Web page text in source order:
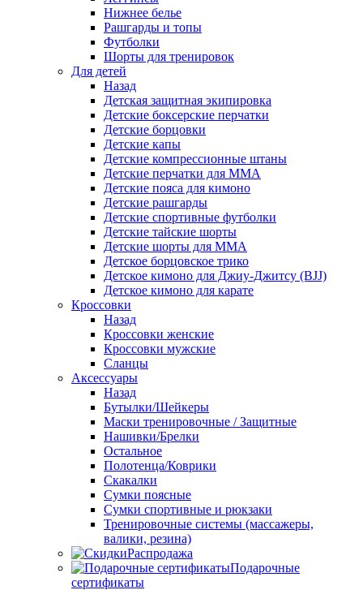
Нижнее белье
Рашгарды и топы
Футболки
Шорты для тренировок
Для детей
Назад
Детская защитная экипировка
Детские боксерские перчатки
Детские борцовки
Детские капы
Детские компрессионные штаны
Детские перчатки для ММА
Детские пояса для кимоно
Детские рашгарды
Детские спортивные футболки
Детские тайские шорты
Детские шорты для ММА
Детское борцовское трико
Детское кимоно для Джиу-Джитсу (BJJ)
Детское кимоно для карате
Кроссовки
Назад
Кроссовки женские
Кроссовки мужские
Сланцы
Аксессуары
Назад
Бутылки/Шейкеры
Маски тренировочные / Защитные
Нашивки/Брелки
Остальное
Полотенца/Коврики
Скакалки
Сумки поясные
Сумки спортивные и рюкзаки
Тренировочные системы (массажеры,
валики, резина)
Распродажа
Подарочные
сертификаты